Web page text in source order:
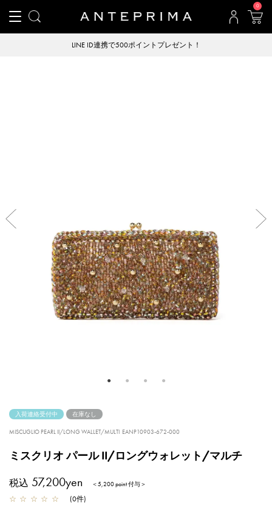
0
LINE ID連携で500ポイントプレゼント！
入荷連絡受付中 在庫なし
MISCUGLIO PEARL II/LONG WALLET/MULTI EANP10903-672-000
ミスクリオ パール II/ロングウォレット/マルチ
税込 57,200yen ＜5,200 point 付与＞
☆ ☆ ☆ ☆ ☆ (0件)